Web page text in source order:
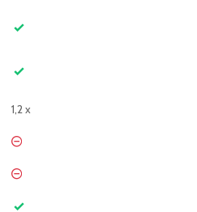
1,2 x